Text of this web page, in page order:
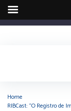
Home
RIBCast: “O Registro de